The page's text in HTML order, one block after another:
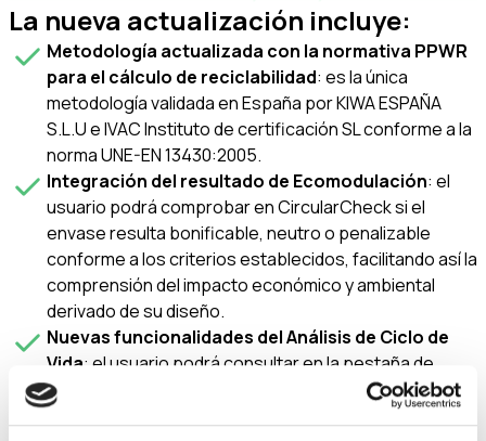
La nueva actualización incluye:
Metodología actualizada con la normativa PPWR
para el cálculo de reciclabilidad: es la única
metodología validada en España por KIWA ESPAÑA
S.L.U e IVAC Instituto de certificación SL conforme a la
norma UNE-EN 13430:2005.
Integración del resultado de Ecomodulación: el
usuario podrá comprobar en CircularCheck si el
envase resulta bonificable, neutro o penalizable
conforme a los criterios establecidos, facilitando así la
comprensión del impacto económico y ambiental
derivado de su diseño.
Nuevas funcionalidades del Análisis de Ciclo de
Vida: el usuario podrá consultar en la pestaña de
“Indicadores” cómo se distribuye la huella ambiental
global de su envase en milipuntos (mPt) y acceder a